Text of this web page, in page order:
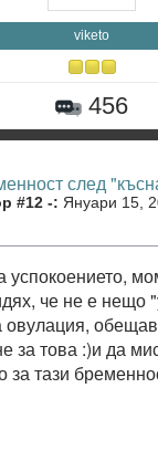
viketo
456
след
#12 -: Януари 15,
успокоението,
че не е нещо
овулация,
за това :)и да
за тази